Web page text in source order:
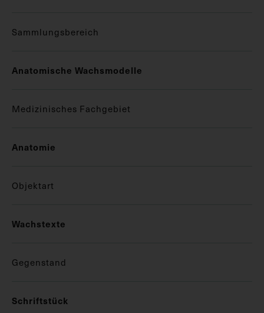
Sammlungsbereich
Anatomische Wachsmodelle
Medizinisches Fachgebiet
Anatomie
Objektart
Wachstexte
Gegenstand
Schriftstück